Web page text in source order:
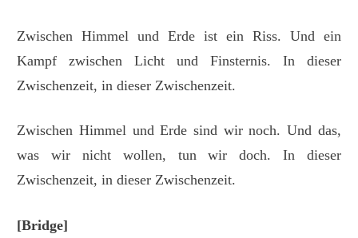
Zwischen Himmel und Erde ist ein Riss. Und ein
Kampf zwischen Licht und Finsternis. In dieser
Zwischenzeit, in dieser Zwischenzeit.
Zwischen Himmel und Erde sind wir noch. Und das,
was wir nicht wollen, tun wir doch. In dieser
Zwischenzeit, in dieser Zwischenzeit.
[Bridge]